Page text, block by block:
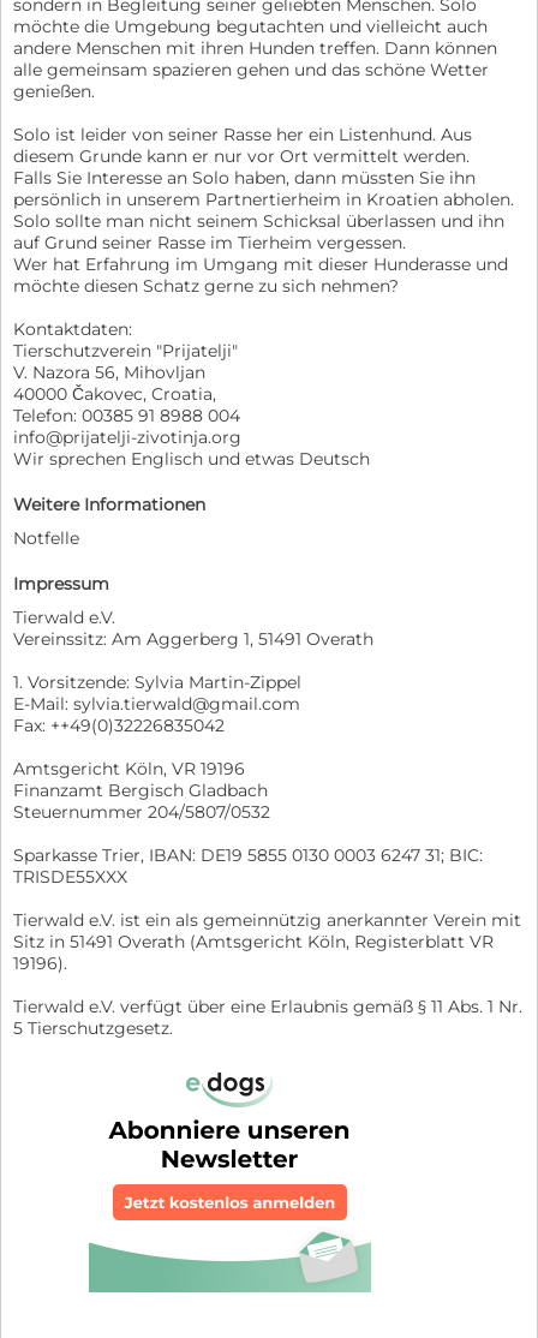
sondern in Begleitung seiner geliebten Menschen. Solo
möchte die Umgebung begutachten und vielleicht auch
andere Menschen mit ihren Hunden treffen. Dann können
alle gemeinsam spazieren gehen und das schöne Wetter
genießen.
Solo ist leider von seiner Rasse her ein Listenhund. Aus
diesem Grunde kann er nur vor Ort vermittelt werden.
Falls Sie Interesse an Solo haben, dann müssten Sie ihn
persönlich in unserem Partnertierheim in Kroatien abholen.
Solo sollte man nicht seinem Schicksal überlassen und ihn
auf Grund seiner Rasse im Tierheim vergessen.
Wer hat Erfahrung im Umgang mit dieser Hunderasse und
möchte diesen Schatz gerne zu sich nehmen?
Kontaktdaten:
Tierschutzverein "Prijatelji"
V. Nazora 56, Mihovljan
40000 Čakovec, Croatia,
Telefon: 00385 91 8988 004
info@prijatelji-zivotinja.org
Wir sprechen Englisch und etwas Deutsch
Weitere Informationen
Notfelle
Impressum
Tierwald e.V.
Vereinssitz: Am Aggerberg 1, 51491 Overath
1. Vorsitzende: Sylvia Martin-Zippel
E-Mail: sylvia.tierwald@gmail.com
Fax: ++49(0)32226835042
Amtsgericht Köln, VR 19196
Finanzamt Bergisch Gladbach
Steuernummer 204/5807/0532
Sparkasse Trier, IBAN: DE19 5855 0130 0003 6247 31; BIC:
TRISDE55XXX
Tierwald e.V. ist ein als gemeinnützig anerkannter Verein mit
Sitz in 51491 Overath (Amtsgericht Köln, Registerblatt VR
19196).
Tierwald e.V. verfügt über eine Erlaubnis gemäß § 11 Abs. 1 Nr.
5 Tierschutzgesetz.